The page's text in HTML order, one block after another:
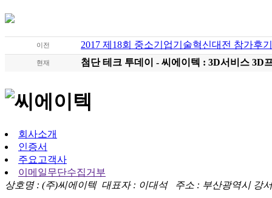
이전 2017 제18회 중소기업기술혁신대전 참가후기
현재
회사소개
인증서
주요고객사
이메일무단수집거부
상호명 : (주)씨에이텍 대표자 : 이대석 주소 : 부산광역시 강